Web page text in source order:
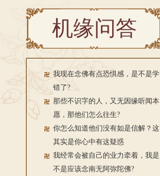
机缘问答
我现在念佛有点恐惧感，是不是学
错了?
那些不识字的人，又无因缘听闻本
愿，那他们怎么往生?
你怎么知道他们没有如是信解？这
其实是你心中有这疑惑
我经常会被自己的业力牵着，我是
不是应该念南无阿弥陀佛?